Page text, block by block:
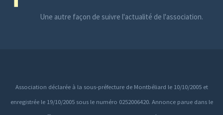
Une autre façon de suivre l'actualité de l'association.
Association déclarée à la sous-préfecture de Montbéliard le 10/10/2005 et
enregistrée le 19/10/2005 sous le numéro 0252006420. Annonce parue dans le